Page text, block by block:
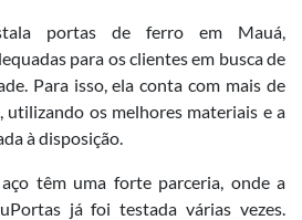
portas de ferro em Mauá,
para os clientes em busca de
Para isso, ela conta com mais de
utilizando os melhores materiais e a
à disposição.
têm uma forte parceria, onde a
já foi testada várias vezes.